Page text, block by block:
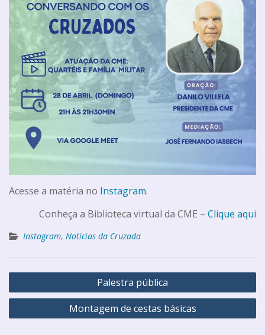
Acesse a matéria no Instagram.
Conheça a Biblioteca virtual da CME – Clique aqui
Instagram, Notícias da Cruzada
Palestra pública
Montagem de cestas básicas